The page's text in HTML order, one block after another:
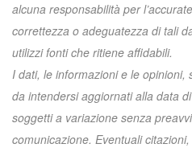
alcuna responsabilità per
correttezza o adeguatezza di tali
utilizzi fonti che ritiene affidabili.
I dati, le informazioni e le
da intendersi aggiornati alla data
soggetti a variazione senza
comunicazione. Eventuali